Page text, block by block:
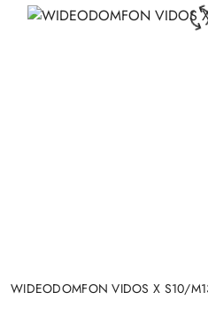
WIDEODOMFON VIDOS X S10/